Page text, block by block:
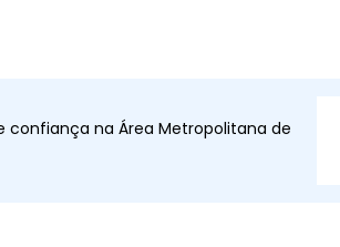
confiança na Área Metropolitana de